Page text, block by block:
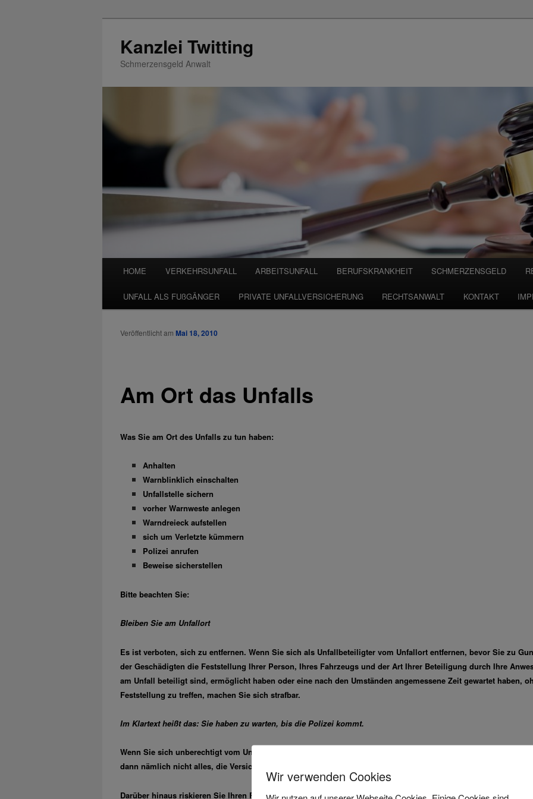
Kanzlei Twitting
Schmerzensgeld Anwalt
Hauptmenü
HOME VERKEHRSUNFALL ARBEITSUNFALL BERUFSKRANKHEIT SCHMERZENSGELD
UNFALL ALS FUßGÄNGER PRIVATE UNFALLVERSICHERUNG RECHTSANWALT KONTAKT
Am Ort das Unfalls
Veröffentlicht am Mai 18, 2010
Was Sie am Ort des Unfalls zu tun haben:
Anhalten
Warnblinklich einschalten
Unfallstelle sichern
vorher Warnweste anlegen
Warndreieck aufstellen
sich um Verletzte kümmern
Polizei anrufen
Beweise sicherstellen
Bitte beachten Sie:
Bleiben Sie am Unfallort
Es ist verboten, sich zu entfernen. Wenn Sie sich als Unfallbeteiligter vom Unfallort entfernen, bevor Sie zu
der Geschädigten die Feststellung Ihrer Person, Ihres Fahrzeugs und der Art Ihrer Beteiligung durch Ihre
am Unfall beteiligt sind, ermöglicht haben oder eine nach den Umständen angemessene Zeit gewartet haben,
Feststellung zu treffen, machen Sie sich strafbar.
Im Klartext heißt das: Sie haben zu warten, bis die Polizei kommt.
Wenn Sie sich unberechtigt vom Unfallort entfernen, müssen Sie später Probleme mit Ihrer Versicherung
dann nämlich nicht alles, die Versicherungen nennen dieses dann „teilweise Leistungsausschlüsse“.
Darüber hinaus riskieren Sie Ihren Führerschein, wenn Sie nicht warten, da Sie sich als „ungeeignet zum
Wir verwenden Cookies